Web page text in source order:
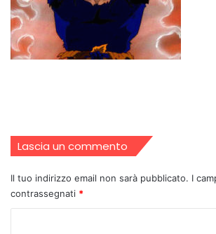
Lascia un commento
Il tuo indirizzo email non sarà pubblicato. I
contrassegnati *